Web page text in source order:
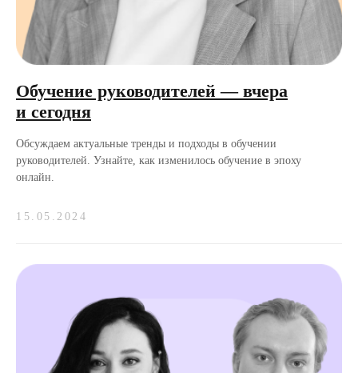
Обучение руководителей — вчера
и сегодня
Обсуждаем актуальные тренды и подходы в обучении
руководителей. Узнайте, как изменилось обучение в эпоху
онлайн.
15.05.2024